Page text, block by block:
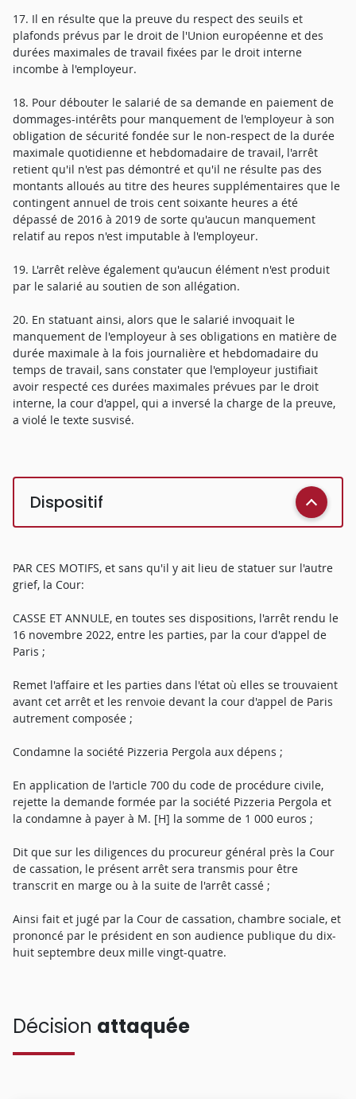
17. Il en résulte que la preuve du respect des seuils et
plafonds prévus par le droit de l'Union européenne et des
durées maximales de travail fixées par le droit interne
incombe à l'employeur.
18. Pour débouter le salarié de sa demande en paiement de
dommages-intérêts pour manquement de l'employeur à son
obligation de sécurité fondée sur le non-respect de la durée
maximale quotidienne et hebdomadaire de travail, l'arrêt
retient qu'il n'est pas démontré et qu'il ne résulte pas des
montants alloués au titre des heures supplémentaires que le
contingent annuel de trois cent soixante heures a été
dépassé de 2016 à 2019 de sorte qu'aucun manquement
relatif au repos n'est imputable à l'employeur.
19. L'arrêt relève également qu'aucun élément n'est produit
par le salarié au soutien de son allégation.
20. En statuant ainsi, alors que le salarié invoquait le
manquement de l'employeur à ses obligations en matière de
durée maximale à la fois journalière et hebdomadaire du
temps de travail, sans constater que l'employeur justifiait
avoir respecté ces durées maximales prévues par le droit
interne, la cour d'appel, qui a inversé la charge de la preuve,
a violé le texte susvisé.
Dispositif
PAR CES MOTIFS, et sans qu'il y ait lieu de statuer sur l'autre
grief, la Cour:
CASSE ET ANNULE, en toutes ses dispositions, l'arrêt rendu le
16 novembre 2022, entre les parties, par la cour d'appel de
Paris ;
Remet l'affaire et les parties dans l'état où elles se trouvaient
avant cet arrêt et les renvoie devant la cour d'appel de Paris
autrement composée ;
Condamne la société Pizzeria Pergola aux dépens ;
En application de l'article 700 du code de procédure civile,
rejette la demande formée par la société Pizzeria Pergola et
la condamne à payer à M. [H] la somme de 1 000 euros ;
Dit que sur les diligences du procureur général près la Cour
de cassation, le présent arrêt sera transmis pour être
transcrit en marge ou à la suite de l'arrêt cassé ;
Ainsi fait et jugé par la Cour de cassation, chambre sociale, et
prononcé par le président en son audience publique du dix-
huit septembre deux mille vingt-quatre.
Décision attaquée